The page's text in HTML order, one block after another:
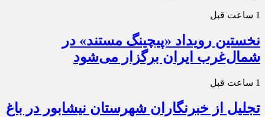
1 ساعت قبل
نخستین رویداد «پیچینگ مستند» در
شمال‌غرب ایران برگزار می‌شود
1 ساعت قبل
تجلیل از خبرنگاران شهرستان نیشابور در باغ